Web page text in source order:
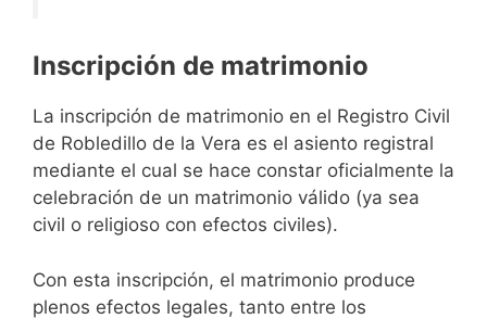
Inscripción de matrimonio
La inscripción de matrimonio en el Registro Civil
de Robledillo de la Vera es el asiento registral
mediante el cual se hace constar oficialmente la
celebración de un matrimonio válido (ya sea
civil o religioso con efectos civiles).
Con esta inscripción, el matrimonio produce
plenos efectos legales, tanto entre los